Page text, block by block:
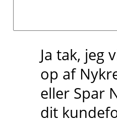
Ja tak, jeg
op af
eller Spar
dit